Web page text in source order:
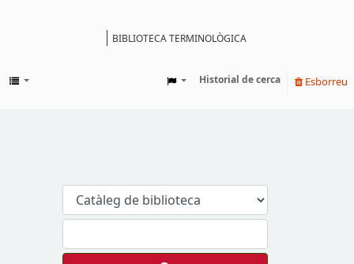
BIBLIOTECA TERMINOLÒGICA
Historial de cerca Esborreu